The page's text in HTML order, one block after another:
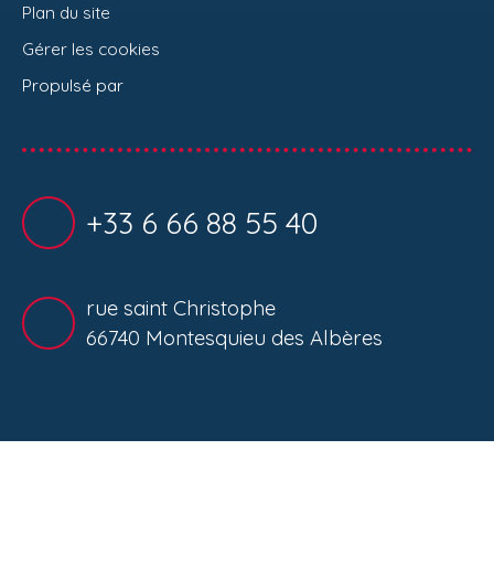
Plan du site
Gérer les cookies
Propulsé par
+33 6 66 88 55 40
rue saint Christophe
66740 Montesquieu des Albères